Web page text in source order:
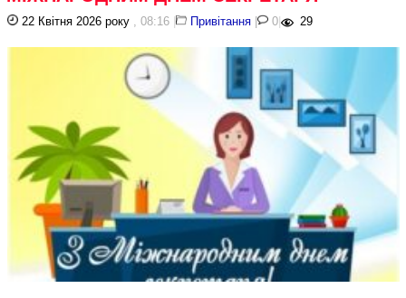
22 Квітня 2026 року , 08:16 | Привітання | 0 | 29